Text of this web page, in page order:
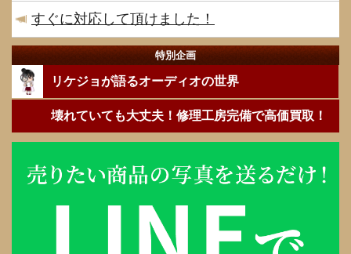
すぐに対応して頂けました！
特別企画
リケジョが語るオーディオの世界
壊れていても大丈夫！修理工房完備で高価買取！